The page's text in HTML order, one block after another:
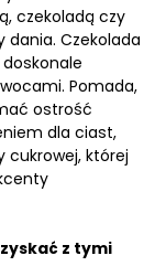
czekoladą czy
Czekolada
Pomada,
ostrość
dla ciast,
cukrowej, której
z tymi